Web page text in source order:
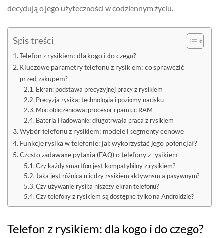
decydują o jego użyteczności w codziennym życiu.
Spis treści
Telefon z rysikiem: dla kogo i do czego?
Kluczowe parametry telefonu z rysikiem: co sprawdzić
przed zakupem?
Ekran: podstawa precyzyjnej pracy z rysikiem
Precyzja rysika: technologia i poziomy nacisku
Moc obliczeniowa: procesor i pamięć RAM
Bateria i ładowanie: długotrwała praca z rysikiem
Wybór telefonu z rysikiem: modele i segmenty cenowe
Funkcje rysika w telefonie: jak wykorzystać jego potencjał?
Często zadawane pytania (FAQ) o telefony z rysikiem
Czy każdy smartfon jest kompatybilny z rysikiem?
Jaka jest różnica między rysikiem aktywnym a pasywnym?
Czy używanie rysika niszczy ekran telefonu?
Czy telefony z rysikiem są dostępne tylko na Androidzie?
Telefon z rysikiem: dla kogo i do czego?